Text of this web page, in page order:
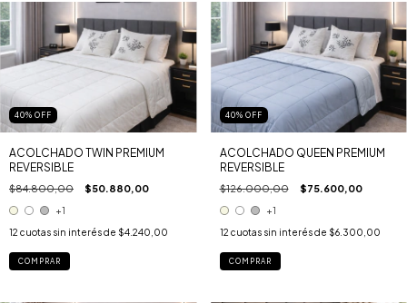
40% OFF
ACOLCHADO TWIN PREMIUM
REVERSIBLE
$84.800,00 $50.880,00
+1
12 cuotas sin interés de $4.240,00
COMPRAR
40% OFF
ACOLCHADO QUEEN PREMIUM
REVERSIBLE
$126.000,00 $75.600,00
+1
12 cuotas sin interés de $6.300,00
COMPRAR